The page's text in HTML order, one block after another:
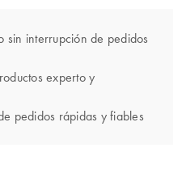
sin interrupción de pedidos
experto y
pedidos rápidas y fiables